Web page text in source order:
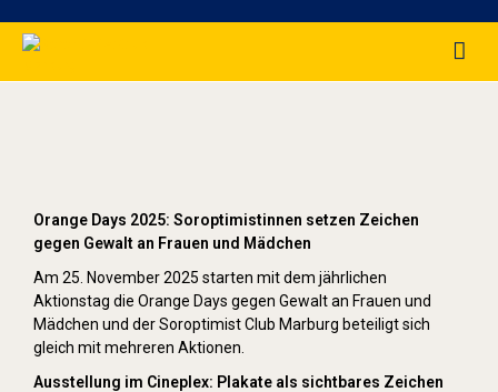
Orange Days 2025: Soroptimistinnen setzen Zeichen
gegen Gewalt an Frauen und Mädchen
Am 25. November 2025 starten mit dem jährlichen
Aktionstag die Orange Days gegen Gewalt an Frauen und
Mädchen und der Soroptimist Club Marburg beteiligt sich
gleich mit mehreren Aktionen.
Ausstellung im Cineplex: Plakate als sichtbares Zeichen